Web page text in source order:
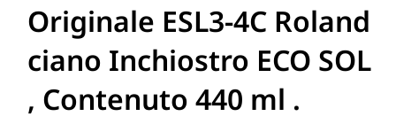
Originale ESL3-4C Roland
ciano Inchiostro ECO SOL
, Contenuto 440 ml .